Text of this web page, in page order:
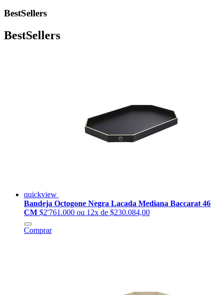
BestSellers
BestSellers
quickview
Bandeja Octogone Negra Lacada Mediana Baccarat 46
CM $2'761.000 ou 12x de $230.084,00
Comprar